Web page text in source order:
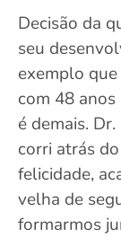
Decisão da
seu
exemplo
com 48
é demais.
corri atrás
felicidade,
velha de
formarmos